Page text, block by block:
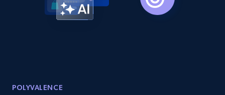
Reviews count shop, Reviews count item, Initial
price, and more.
Etsy - Collect data on products using
POLYVALENCE